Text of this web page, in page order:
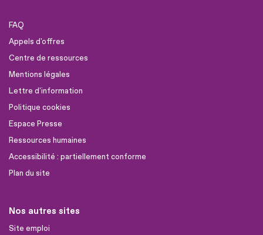
FAQ
Appels d'offres
Centre de ressources
Mentions légales
Lettre d'information
Politique cookies
Espace Presse
Ressources humaines
Accessibilité : partiellement conforme
Plan du site
Nos autres sites
Site emploi